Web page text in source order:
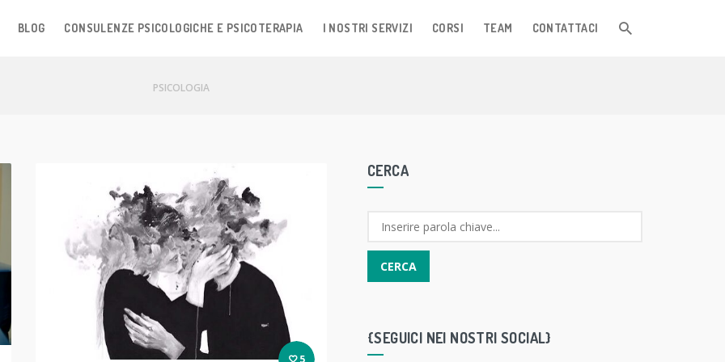
BLOG CONSULENZE PSICOLOGICHE E PSICOTERAPIA I NOSTRI SERVIZI CORSI TEAM CONTATTACI
PSICOLOGIA
CERCA
{SEGUICI NEI NOSTRI SOCIAL}